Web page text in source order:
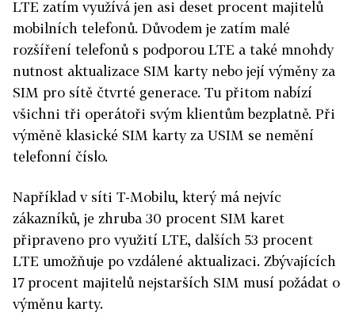
LTE zatím využívá jen asi deset procent majitelů
mobilních telefonů. Důvodem je zatím malé
rozšíření telefonů s podporou LTE a také mnohdy
nutnost aktualizace SIM karty nebo její výměny za
SIM pro sítě čtvrté generace. Tu přitom nabízí
všichni tři operátoři svým klientům bezplatně. Při
výměně klasické SIM karty za USIM se nemění
telefonní číslo.
Například v síti T-Mobilu, který má nejvíc
zákazníků, je zhruba 30 procent SIM karet
připraveno pro využití LTE, dalších 53 procent
LTE umožňuje po vzdálené aktualizaci. Zbývajících
17 procent majitelů nejstarších SIM musí požádat o
výměnu karty.